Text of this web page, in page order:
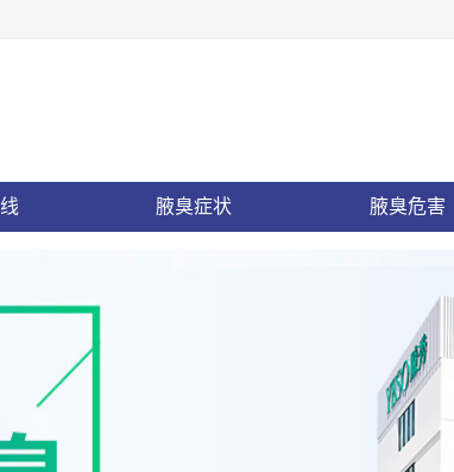
腋臭症状 腋臭危害